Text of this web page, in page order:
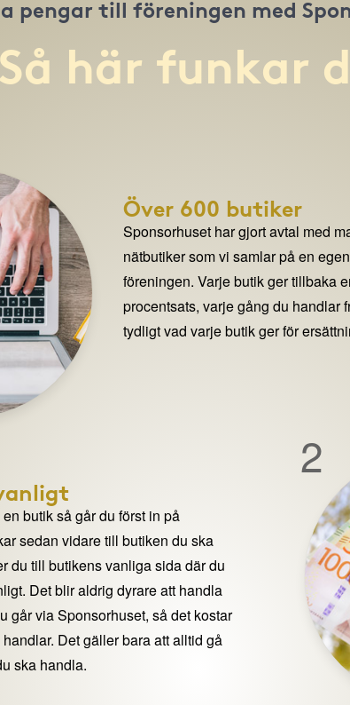
pengar till föreningen med
här funkar
Över 600 butiker
Sponsorhuset har gjort avtal med
nätbutiker som vi samlar på en
föreningen. Varje butik ger tillbaka
procentsats, varje gång du handlar
tydligt vad varje butik ger för
2
butik så går du först in på
sedan vidare till butiken du ska
du till butikens vanliga sida där du
Det blir aldrig dyrare att handla
går via Sponsorhuset, så det kostar
Det gäller bara att alltid gå
ska handla.